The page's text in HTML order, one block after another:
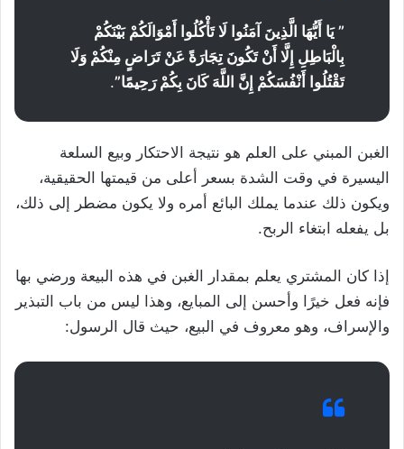
” يَا أَيُّهَا الَّذِينَ آمَنُوا لَا تَأْكُلُوا أَمْوَالَكُمْ بَيْنَكُمْ
بِالْبَاطِلِ إِلَّا أَنْ تَكُونَ تِجَارَةً عَنْ تَرَاضٍ مِنْكُمْ وَلَا
تَقْتُلُوا أَنْفُسَكُمْ إِنَّ اللَّهَ كَانَ بِكُمْ رَحِيمًا”.
الغبن المبني على العلم هو نتيجة الاحتكار وبيع السلعة
اليسيرة في وقت الشدة بسعر أعلى من قيمتها الحقيقية،
ويكون ذلك عندما يملك البائع أمره ولا يكون مضطر إلى ذلك،
بل يفعله ابتغاء الربح.
إذا كان المشتري يعلم بمقدار الغبن في هذه البيعة ورضي بها
فإنه فعل خيرًا وأحسن إلى المبايع، وهذا ليس من باب التبذير
والإسراف، وهو معروف في البيع، حيث قال الرسول: